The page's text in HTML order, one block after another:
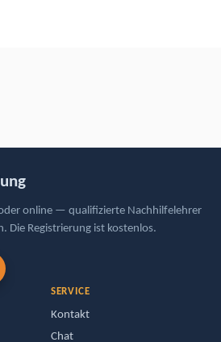
online — qualifizierte Nachhilfelehrer
Die Registrierung ist kostenlos.
SERVICE
Kontakt
Chat